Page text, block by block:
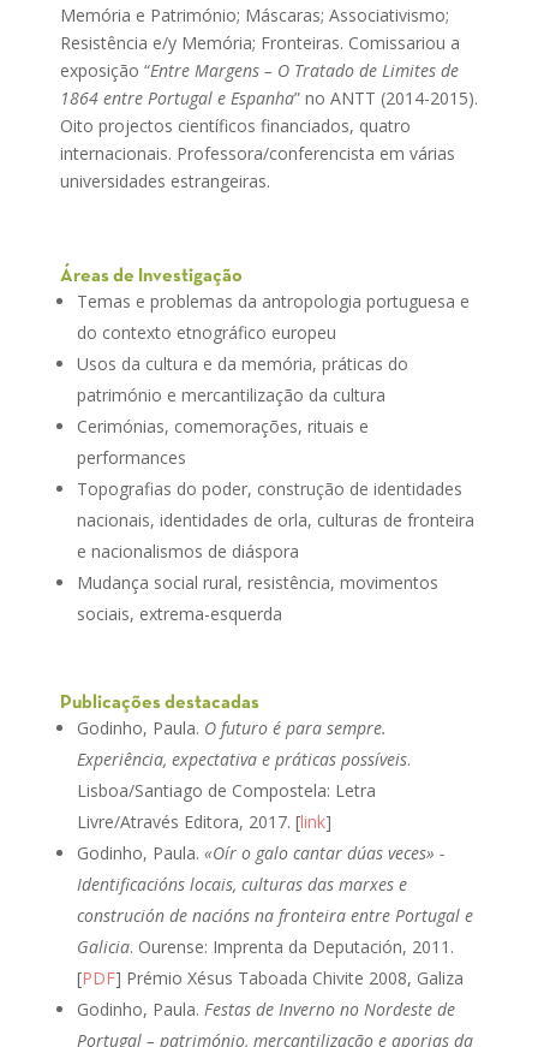
Memória e Património; Máscaras; Associativismo;
Resistência e/y Memória; Fronteiras. Comissariou a
exposição “Entre Margens – O Tratado de Limites de
1864 entre Portugal e Espanha” no ANTT (2014-2015).
Oito projectos científicos financiados, quatro
internacionais. Professora/conferencista em várias
universidades estrangeiras.
Áreas de Investigação
Temas e problemas da antropologia portuguesa e
do contexto etnográfico europeu
Usos da cultura e da memória, práticas do
património e mercantilização da cultura
Cerimónias, comemorações, rituais e
performances
Topografias do poder, construção de identidades
nacionais, identidades de orla, culturas de fronteira
e nacionalismos de diáspora
Mudança social rural, resistência, movimentos
sociais, extrema-esquerda
Publicações destacadas
Godinho, Paula. O futuro é para sempre.
Experiência, expectativa e práticas possíveis.
Lisboa/Santiago de Compostela: Letra
Livre/Através Editora, 2017. [link]
Godinho, Paula. «Oír o galo cantar dúas veces» -
Identificacións locais, culturas das marxes e
construción de nacións na fronteira entre Portugal e
Galicia. Ourense: Imprenta da Deputación, 2011.
[PDF] Prémio Xésus Taboada Chivite 2008, Galiza
Godinho, Paula. Festas de Inverno no Nordeste de
Portugal – património, mercantilização e aporias da